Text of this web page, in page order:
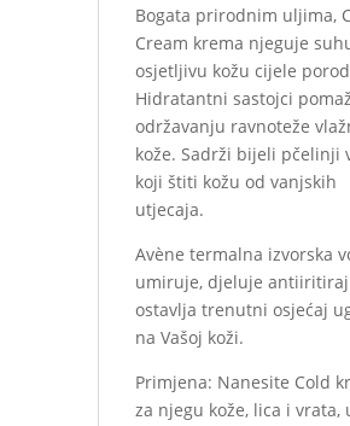
Bogata prirodnim uljima,
Cream krema njeguje
osjetljivu kožu cijele
Hidratantni sastojci
održavanju ravnoteže
kože. Sadrži bijeli pčelinji
koji štiti kožu od vanjskih
utjecaja.
Avène termalna izvorska
umiruje, djeluje
ostavlja trenutni osjećaj
na Vašoj koži.
Primjena: Nanesite Cold
za njegu kože, lica i vrata,